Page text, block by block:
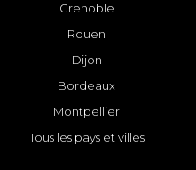
Grenoble
Rouen
Dijon
Bordeaux
Montpellier
Tous les pays et villes